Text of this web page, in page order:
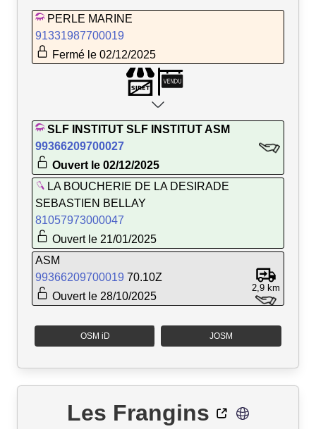
PERLE MARINE
91331987700019
Fermé le 02/12/2025
SLF INSTITUT SLF INSTITUT ASM
99366209700027
Ouvert le 02/12/2025
LA BOUCHERIE DE LA DESIRADE
SEBASTIEN BELLAY
81057973000047
Ouvert le 21/01/2025
ASM
99366209700019 70.10Z
Ouvert le 28/10/2025
2,9 km
OSM iD JOSM
Les Frangins